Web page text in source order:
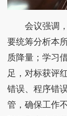
会议强调
要统筹分析本
质降量；学习
足，对标获评
错误、程序错
管，确保工作